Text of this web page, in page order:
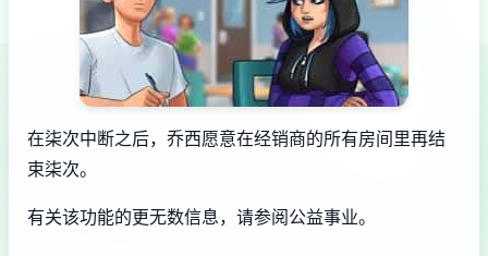
在柒次中断之后，乔西愿意在经销商的所有房间里再结
束柒次。
有关该功能的更无数信息，请参阅公益事业。